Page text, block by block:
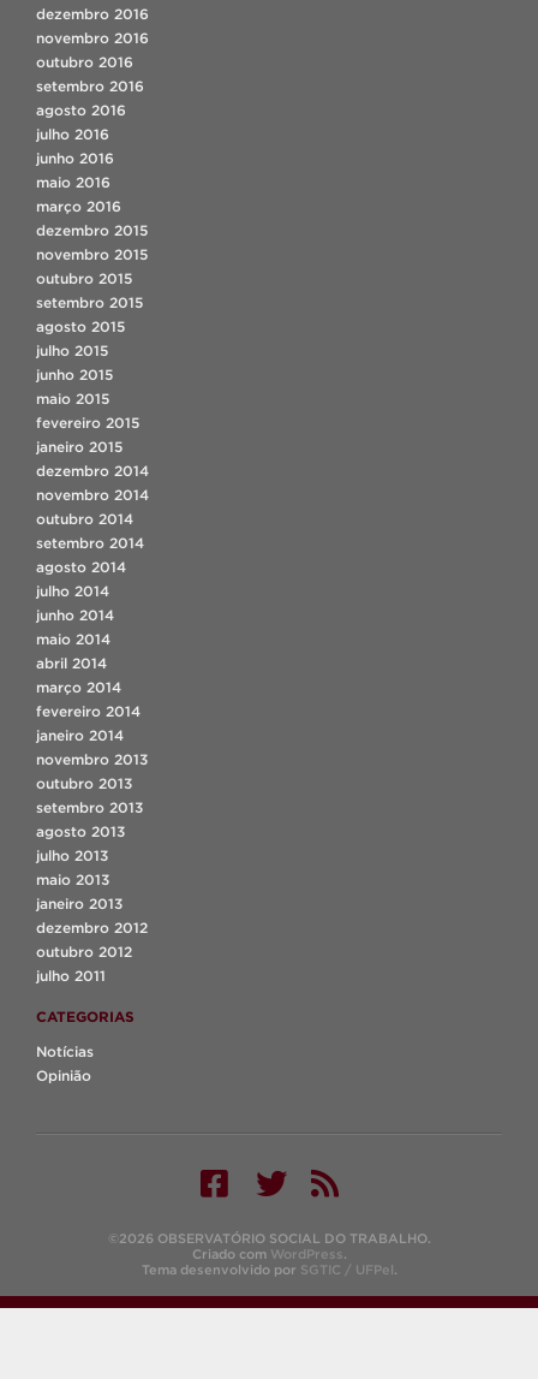
dezembro 2016
novembro 2016
outubro 2016
setembro 2016
agosto 2016
julho 2016
junho 2016
maio 2016
março 2016
dezembro 2015
novembro 2015
outubro 2015
setembro 2015
agosto 2015
julho 2015
junho 2015
maio 2015
fevereiro 2015
janeiro 2015
dezembro 2014
novembro 2014
outubro 2014
setembro 2014
agosto 2014
julho 2014
junho 2014
maio 2014
abril 2014
março 2014
fevereiro 2014
janeiro 2014
novembro 2013
outubro 2013
setembro 2013
agosto 2013
julho 2013
maio 2013
janeiro 2013
dezembro 2012
outubro 2012
julho 2011
CATEGORIAS
Notícias
Opinião
©2026 OBSERVATÓRIO SOCIAL DO TRABALHO.
Criado com WordPress.
Tema desenvolvido por SGTIC / UFPel .